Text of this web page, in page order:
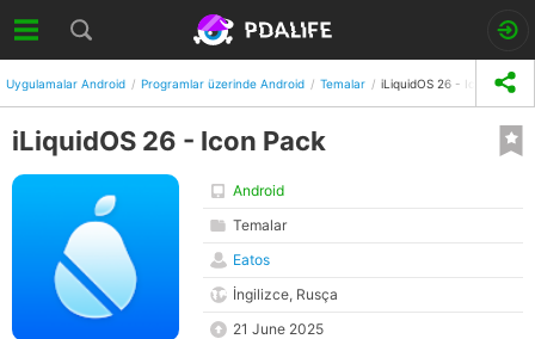
Uygulamalar Android Programlar üzerinde Android Temalar iLiquidOS 26 - Icon Pack
iLiquidOS 26 - Icon Pack
Android
Temalar
Eatos
İngilizce, Rusça
21 June 2025